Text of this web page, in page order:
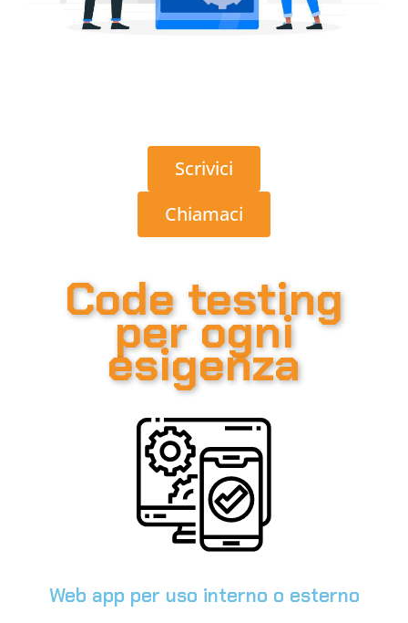
Scrivici
Chiamaci
Code testing
per ogni
esigenza
Web app per uso interno o esterno